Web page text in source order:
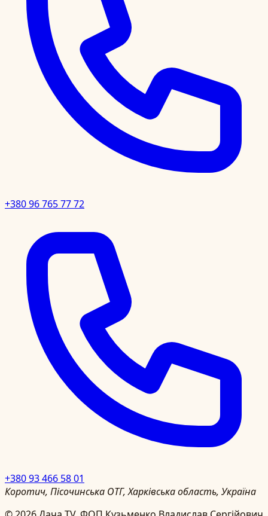
+380 96 765 77 72
+380 93 466 58 01
Коротич, Пісочинська ОТГ, Харківська область, Україна